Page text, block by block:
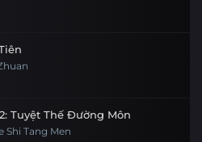
Tuyệt Thế Đường Môn
Shi Tang Men